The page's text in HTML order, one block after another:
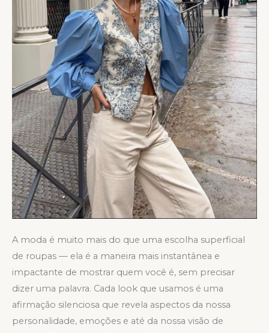
A moda é muito mais do que uma escolha superficial
de roupas — ela é a maneira mais instantânea e
impactante de mostrar quem você é, sem precisar
dizer uma palavra. Cada look que usamos é uma
afirmação silenciosa que revela aspectos da nossa
personalidade, emoções e até da nossa visão de